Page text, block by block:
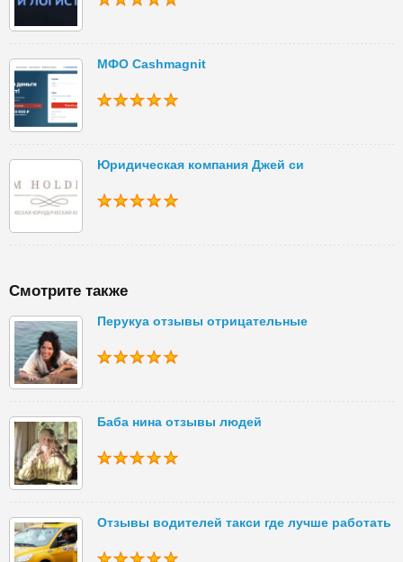
МФО Cashmagnit
Юридическая компания Джей си
Смотрите также
Перукуа отзывы отрицательные
Баба нина отзывы людей
Отзывы водителей такси где лучше работать